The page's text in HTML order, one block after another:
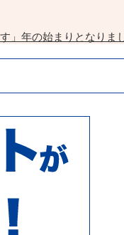
」年の始まりとなりま